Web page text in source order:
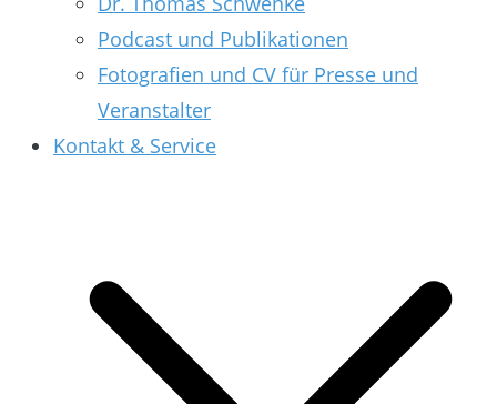
Podcast und Publikationen
Fotografien und CV für Presse und
Veranstalter
Kontakt & Service